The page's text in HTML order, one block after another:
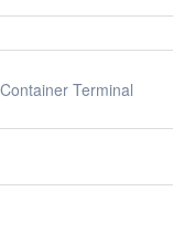
Terminal